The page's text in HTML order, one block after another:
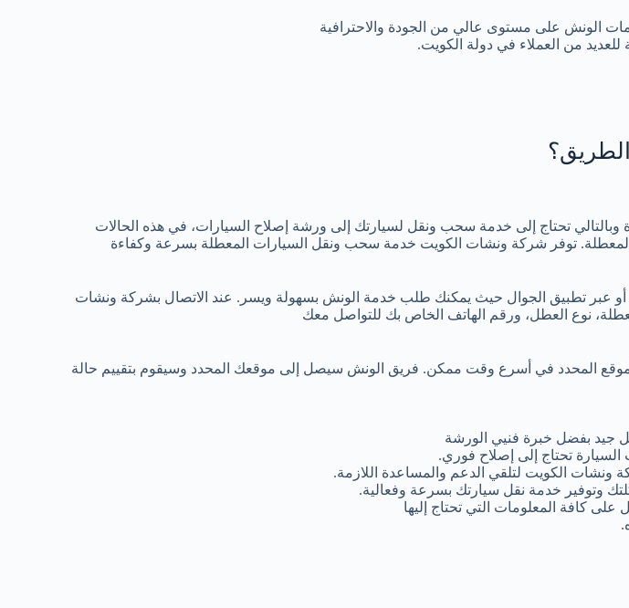
الونش على مستوى عالي من الجودة والاحترافية
من العملاء في دولة الكويت.
تحتاج إلى خدمة سحب ونقل لسيارتك إلى ورشة إصلاح السيارات، في هذه الحالات
توفر شركة ونشات الكويت خدمة سحب ونقل السيارات المعطلة بسرعة وكفاءة
عبر تطبيق الجوال حيث يمكنك طلب خدمة الونش بسهولة ويسر. عند الاتصال بشركة ونشات
نوع العطل، ورقم الهاتف الخاص بك للتواصل معك
المحدد في أسرع وقت ممكن. فريق الونش سيصل إلى موقعك المحدد وسيقوم بتقييم حالة
جيد بفضل خبرة فنيي الورشة
تحتاج إلى إصلاح فوري.
ونشات الكويت لتلقي الدعم والمساعدة اللازمة.
خدمة نقل سيارتك بسرعة وفعالية.
كافة المعلومات التي تحتاج إليها